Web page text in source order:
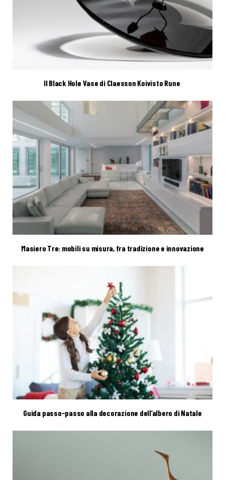
Il Black Hole Vase di Claesson Koivisto Rune
Masiero Tre: mobili su misura, fra tradizione e innovazione
Guida passo-passo alla decorazione dell’albero di Natale